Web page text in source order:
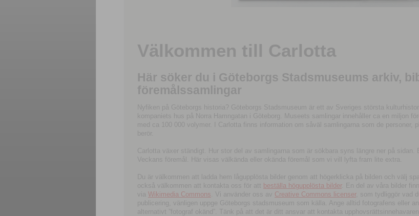
Välkommen till Carlotta
Här söker du i Göteborgs Stadsmuseums arkiv,
föremålssamlingar
Nyfiken på Göteborgs historia? Göteborgs Stadsmuseum är ett av Sveriges största
kompaniets hus på Norra Hamngatan i Göteborg. Museets samlingar innehåller ca en miljon
med ca 100 000 volymer. I Carlotta finns information om såväl samlingarna som de personer,
berör.
Carlotta växer ständigt. Hur stor del av samlingarna som är sökbara syns längre ner på sidan.
Veckans föremål. Här visas välkända eller okända föremål som vi vill lyfta fram lite extra.
Du är välkommen att ladda hem lågupplösta bilder genom att högerklicka på bilden och välj
också välkommen att kontakta oss för att beställa högupplösta bilder. En del av våra bilder
via Wikimedia Commons . Vi använder oss av Creative Commons licenser, som tydliggör vad
publicering, vänligen uppge Göteborgs stadsmuseum som källa. Ange alltid fotografens eller
alternativt ”fotograf okänd”. Tänk på att det är ditt ansvar att kontakta